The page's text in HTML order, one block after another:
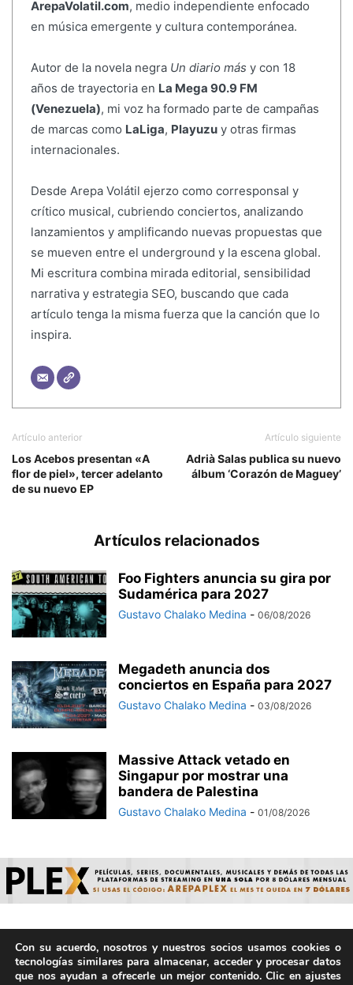
ArepaVolatil.com, medio independiente enfocado
en música emergente y cultura contemporánea.
Autor de la novela negra Un diario más y con 18
años de trayectoria en La Mega 90.9 FM
(Venezuela), mi voz ha formado parte de campañas
de marcas como LaLiga, Playuzuy otras firmas
internacionales.
Desde Arepa Volátil ejerzo como corresponsal y
crítico musical, cubriendo conciertos, analizando
lanzamientos y amplificando nuevas propuestas que
se mueven entre el underground y la escena global.
Mi escritura combina mirada editorial, sensibilidad
narrativa y estrategia SEO, buscando que cada
artículo tenga la misma fuerza que la canción que lo
inspira.
Artículo anterior
Los Acebos presentan «A
flor de piel», tercer adelanto
de su nuevo EP
Artículo siguiente
Adrià Salas publica su nuevo
álbum ‘Corazón de Maguey’
Artículos relacionados
Foo Fighters anuncia su gira por
Sudamérica para 2027
Gustavo Chalako Medina - 06/08/2026
Megadeth anuncia dos
conciertos en España para 2027
Gustavo Chalako Medina - 03/08/2026
Massive Attack vetado en
Singapur por mostrar una
bandera de Palestina
Gustavo Chalako Medina - 01/08/2026
© ArepaVolatil.Com 2021-2025 - Hecho por humanos, no por
IA. | Todos los derechos reservados.
Con su acuerdo, nosotros y nuestros socios usamos cookies o
tecnologías similares para almacenar, acceder y procesar datos
que nos ayudan a ofrecerle un mejor contenido. Clic en ajustes